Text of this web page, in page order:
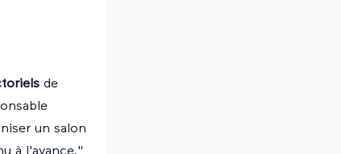
de
un salon
à l'avance."